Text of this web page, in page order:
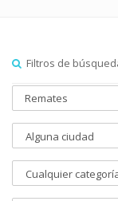
Filtros de